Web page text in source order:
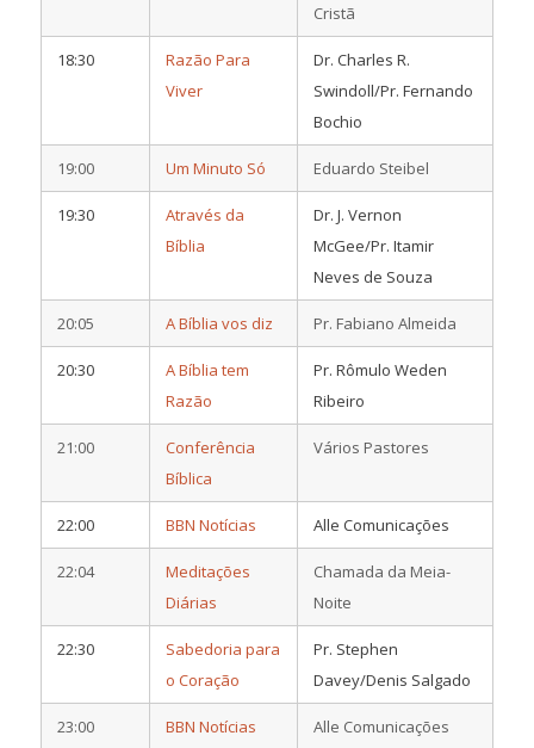
Cristã
18:30
Razão Para
Viver
Dr. Charles R.
Swindoll/Pr. Fernando
Bochio
19:00 Um Minuto Só Eduardo Steibel
19:30
Através da
Bíblia
Dr. J. Vernon
McGee/Pr. Itamir
Neves de Souza
20:05 A Bíblia vos diz Pr. Fabiano Almeida
20:30
A Bíblia tem
Razão
Pr. Rômulo Weden
Ribeiro
21:00
Conferência
Bíblica
Vários Pastores
22:00 BBN Notícias Alle Comunicações
22:04
Meditações
Diárias
Chamada da Meia-
Noite
22:30
Sabedoria para
o Coração
Pr. Stephen
Davey/Denis Salgado
23:00 BBN Notícias Alle Comunicações